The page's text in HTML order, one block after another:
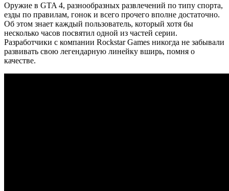
Оружие в GTA 4, разнообразных развлечений по типу спорта,
езды по правилам, гонок и всего прочего вполне достаточно.
Об этом знает каждый пользователь, который хотя бы
несколько часов посвятил одной из частей серии.
Разработчики с компании Rockstar Games никогда не забывали
развивать свою легендарную линейку вширь, помня о
качестве.